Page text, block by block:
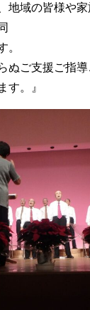
地域の皆様や
。
ぬご支援ご指導
す。』